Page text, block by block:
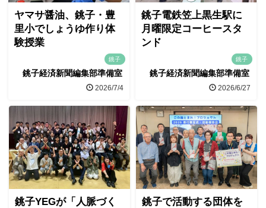
ヤマサ醤油、銚子・豊
里小でしょうゆ作り体
験授業
銚子
銚子経済新聞編集部準備室
2026/7/4
銚子電鉄笠上黒生駅に
月曜限定コーヒースタ
ンド
銚子
銚子経済新聞編集部準備室
2026/6/27
銚子YEGが「人脈づく
銚子で活動する団体を